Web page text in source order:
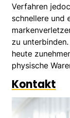
Verfahren
schnellere und
zu
heute
physische
Kontakt